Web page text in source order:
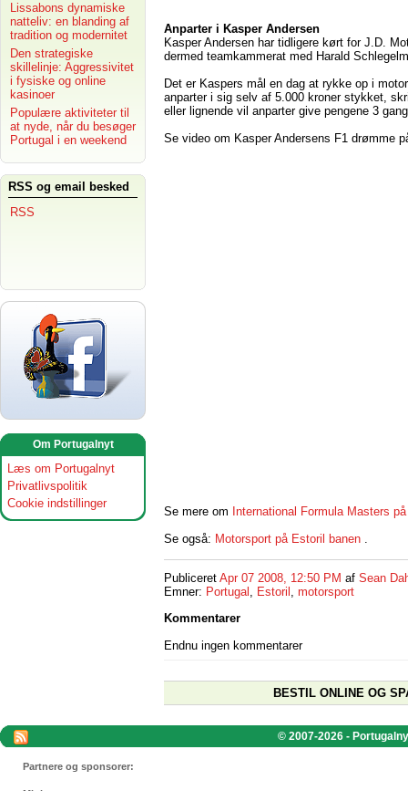
Lissabons dynamiske
natteliv: en blanding af
tradition og modernitet
Den strategiske
skillelinje: Aggressivitet
i fysiske og online
kasinoer
Populære aktiviteter til
at nyde, når du besøger
Portugal i en weekend
RSS og email besked
RSS
Om Portugalnyt
Læs om Portugalnyt
Privatlivspolitik
Cookie indstillinger
Anparter i Kasper Andersen
Kasper Andersen har tidligere kørt for J.D.
dermed teamkammerat med Harald
Det er Kaspers mål en dag at rykke op i
anparter i sig selv af 5.000 kroner stykket,
eller lignende vil anparter give pengene 3
Se video om Kasper Andersens F1 drømme
Se mere om International Formula Masters
Se også: Motorsport på Estoril banen
Publiceret Apr 07 2008, 12:50 PM af Sean
Emner: Portugal , Estoril , motorsport
Kommentarer
Endnu ingen kommentarer
BESTIL ONLINE OG
© 2007-2026 -
Partnere og sponsorer: